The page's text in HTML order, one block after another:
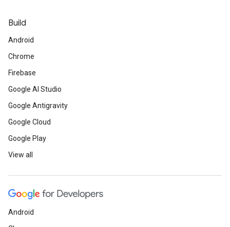
Build
Android
Chrome
Firebase
Google AI Studio
Google Antigravity
Google Cloud
Google Play
View all
Android